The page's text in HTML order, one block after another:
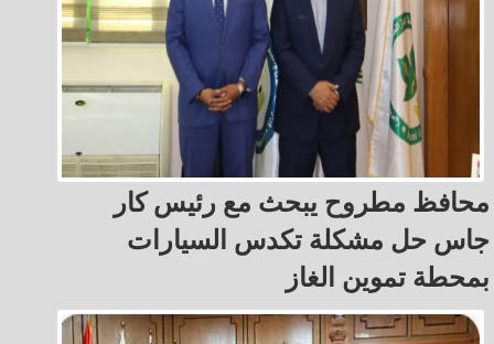
محافظ مطروح يبحث مع رئيس كار
جاس حل مشكلة تكدس السيارات
بمحطة تموين الغاز